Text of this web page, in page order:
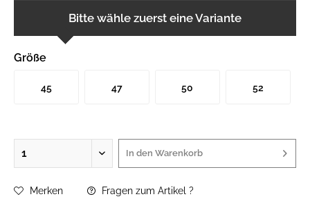
Bitte wähle zuerst eine Variante
Größe
45 47 50 52
In den Warenkorb
Merken Fragen zum Artikel ?